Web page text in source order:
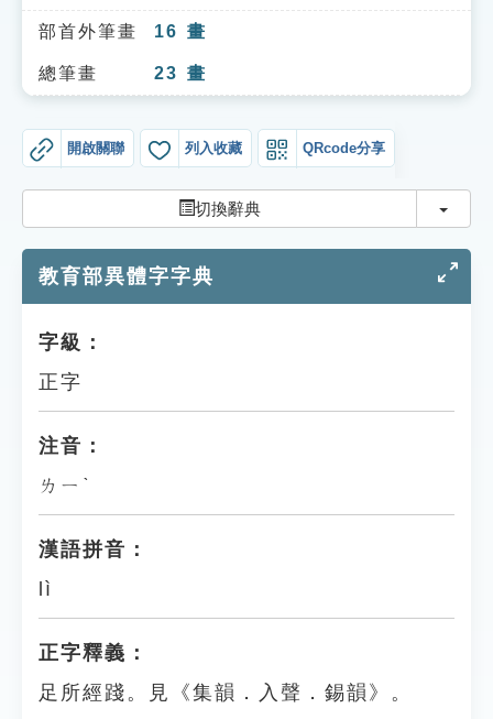
知識索引
單字索引
貓頭鷹博士
部首外筆畫 16 畫
總筆畫 23 畫
開啟關聯 列入收藏 QRcode分享
切換辭典 切換
教育部異體字字典
字級：
正字
注音：
ㄌㄧˋ
漢語拼音：
lì
正字釋義：
足所經踐。見《集韻．入聲．錫韻》。